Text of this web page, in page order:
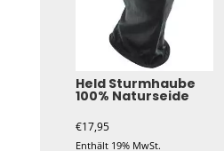
Held Sturmhaube
100% Naturseide
€17,95
Enthält 19% MwSt.